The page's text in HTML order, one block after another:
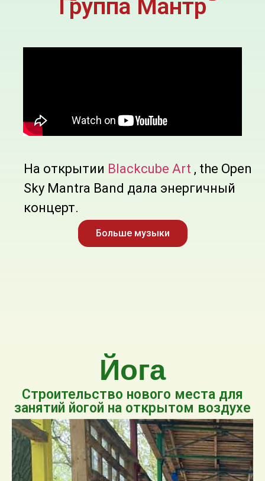
Группа Мантр
На открытии Blackcube Art , the Open
Sky Mantra Band дала энергичный
концерт.
Больше музыки
Йога
Строительство нового места для
занятий йогой на открытом воздухе